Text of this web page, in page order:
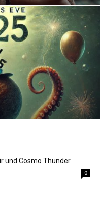
und Cosmo Thunder
0